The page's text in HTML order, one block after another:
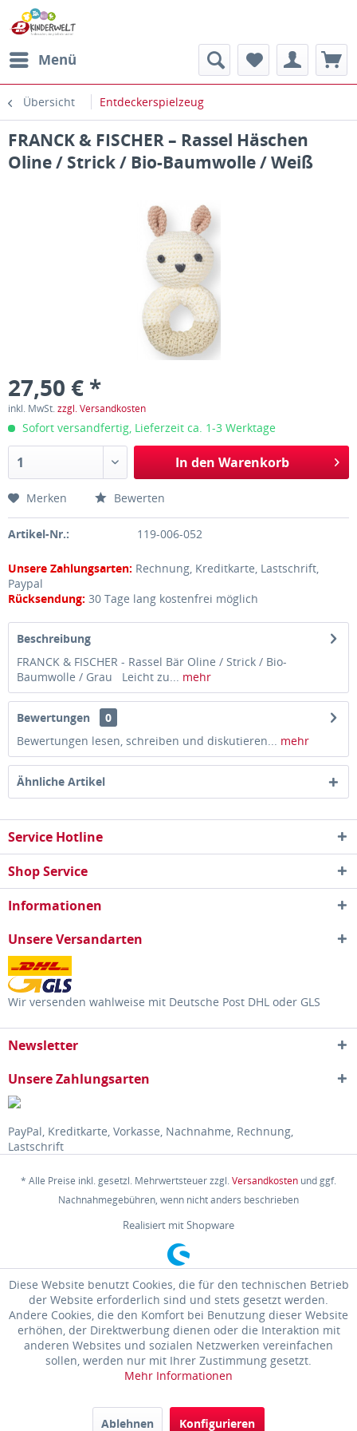
Menü
Übersicht Entdeckerspielzeug
FRANCK & FISCHER – Rassel Häschen
Oline / Strick / Bio-Baumwolle / Weiß
27,50 € *
inkl. MwSt.zzgl. Versandkosten
Sofort versandfertig, Lieferzeit ca. 1-3 Werktage
In den Warenkorb
Merken Bewerten
Artikel-Nr.: 119-006-052
Unsere Zahlungsarten: Rechnung, Kreditkarte, Lastschrift,
Paypal
Rücksendung: 30 Tage lang kostenfrei möglich
Beschreibung
FRANCK & FISCHER - Rassel Bär Oline / Strick / Bio-
Baumwolle / Grau Leicht zu... mehr
Bewertungen
0
Bewertungen lesen, schreiben und diskutieren... mehr
Ähnliche Artikel
Service Hotline
Shop Service
Informationen
Unsere Versandarten
Wir versenden wahlweise mit Deutsche Post DHL oder GLS
Newsletter
Unsere Zahlungsarten
PayPal, Kreditkarte, Vorkasse, Nachnahme, Rechnung,
Lastschrift
* Alle Preise inkl. gesetzl. Mehrwertsteuer zzgl.Versandkosten und ggf.
Nachnahmegebühren, wenn nicht anders beschrieben
Realisiert mit Shopware
Diese Website benutzt Cookies, die für den technischen Betrieb
der Website erforderlich sind und stets gesetzt werden.
Andere Cookies, die den Komfort bei Benutzung dieser Website
erhöhen, der Direktwerbung dienen oder die Interaktion mit
anderen Websites und sozialen Netzwerken vereinfachen
sollen, werden nur mit Ihrer Zustimmung gesetzt.
Mehr Informationen
Ablehnen Konfigurieren